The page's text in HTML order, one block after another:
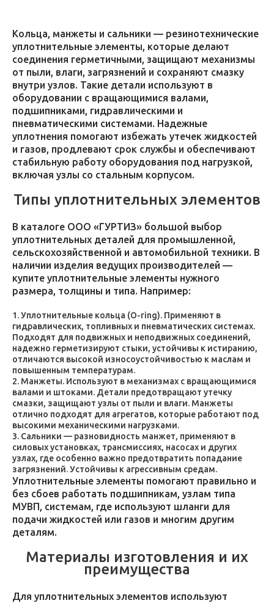
Кольца, манжеты и сальники — резинотехнические
уплотнительные элементы, которые делают
соединения герметичными, защищают механизмы
от пыли, влаги, загрязнений и сохраняют смазку
внутри узлов. Такие детали используют в
оборудовании с вращающимися валами,
подшипниками, гидравлическими и
пневматическими системами. Надежные
уплотнения помогают избежать утечек жидкостей
и газов, продлевают срок службы и обеспечивают
стабильную работу оборудования под нагрузкой,
включая узлы со стальным корпусом.
Типы уплотнительных элементов
В каталоге ООО «ГУРТИЗ» большой выбор
уплотнительных деталей для промышленной,
сельскохозяйственной и автомобильной техники. В
наличии изделия ведущих производителей —
купите уплотнительные элементы нужного
размера, толщины и типа. Например:
Уплотнительные кольца (O-ring). Применяют в
гидравлических, топливных и пневматических системах.
Подходят для подвижных и неподвижных соединений,
надежно герметизируют стыки, устойчивы к истиранию,
отличаются высокой износоустойчивостью к маслам и
повышенным температурам.
Манжеты. Используют в механизмах с вращающимися
валами и штоками. Детали предотвращают утечку
смазки, защищают узлы от пыли и влаги. Манжеты
отлично подходят для агрегатов, которые работают под
высокими механическими нагрузками.
Сальники — разновидность манжет, применяют в
силовых установках, трансмиссиях, насосах и других
узлах, где особенно важно предотвратить попадание
загрязнений. Устойчивы к агрессивным средам.
Уплотнительные элементы помогают правильно и
без сбоев работать подшипникам, узлам типа
МУВП, системам, где используют шланги для
подачи жидкостей или газов и многим другим
деталям.
Материалы изготовления и их
преимущества
Для уплотнительных элементов используют